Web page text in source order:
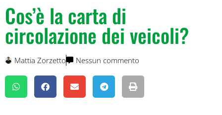
Cos’è la carta di
circolazione dei veicoli?
Mattia Zorzetto Nessun commento